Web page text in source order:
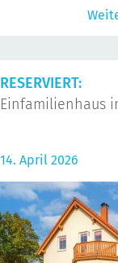
RESERVIERT:
Einfamilienhaus
14. April 2026